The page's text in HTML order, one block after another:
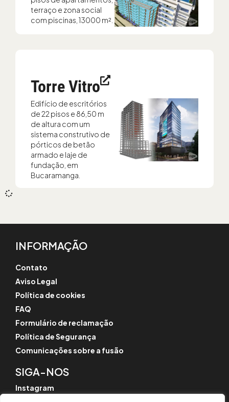
terraço e zona social
com piscinas, 13000 m².
Torre Vitro
Edifício de escritórios
de 22 pisos e 86,50 m
de altura com um
sistema construtivo de
pórticos de betão
armado e laje de
fundação, em
Bucaramanga.
INFORMAÇÃO
Contato
Aviso Legal
Política de cookies
FAQ
Formulário de reclamação
Política de Segurança
Comunicações sobre a fusão
SIGA-NOS
Instagram